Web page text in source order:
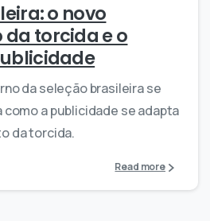
o novo
torcida e o
da seleção brasileira se
a publicidade se adapta
da torcida.
Read more